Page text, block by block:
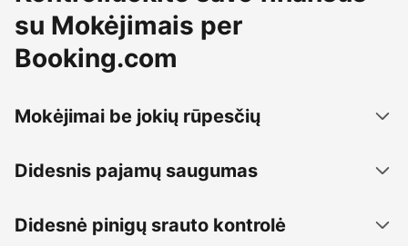
su Mokėjimais per
Booking.com
Mokėjimai be jokių rūpesčių
Didesnis pajamų saugumas
Didesnė pinigų srauto kontrolė